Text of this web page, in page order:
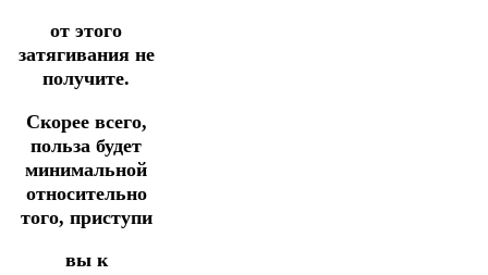
от этого
затягивания не
получите.
Скорее всего,
польза будет
минимальной
относительно
того, приступи
вы к